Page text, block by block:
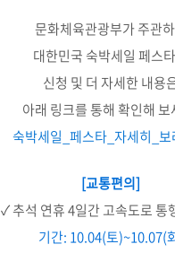
문화체육관광부가 주관
대한민국 숙박세일 페스
신청 및 더 자세한 내용
아래 링크를 통해 확인해 보
숙박세일_페스타_자세히_보
[교통편의]
✓ 추석 연휴 4일간 고속도로 통
기간: 10.04(토)~10.07(